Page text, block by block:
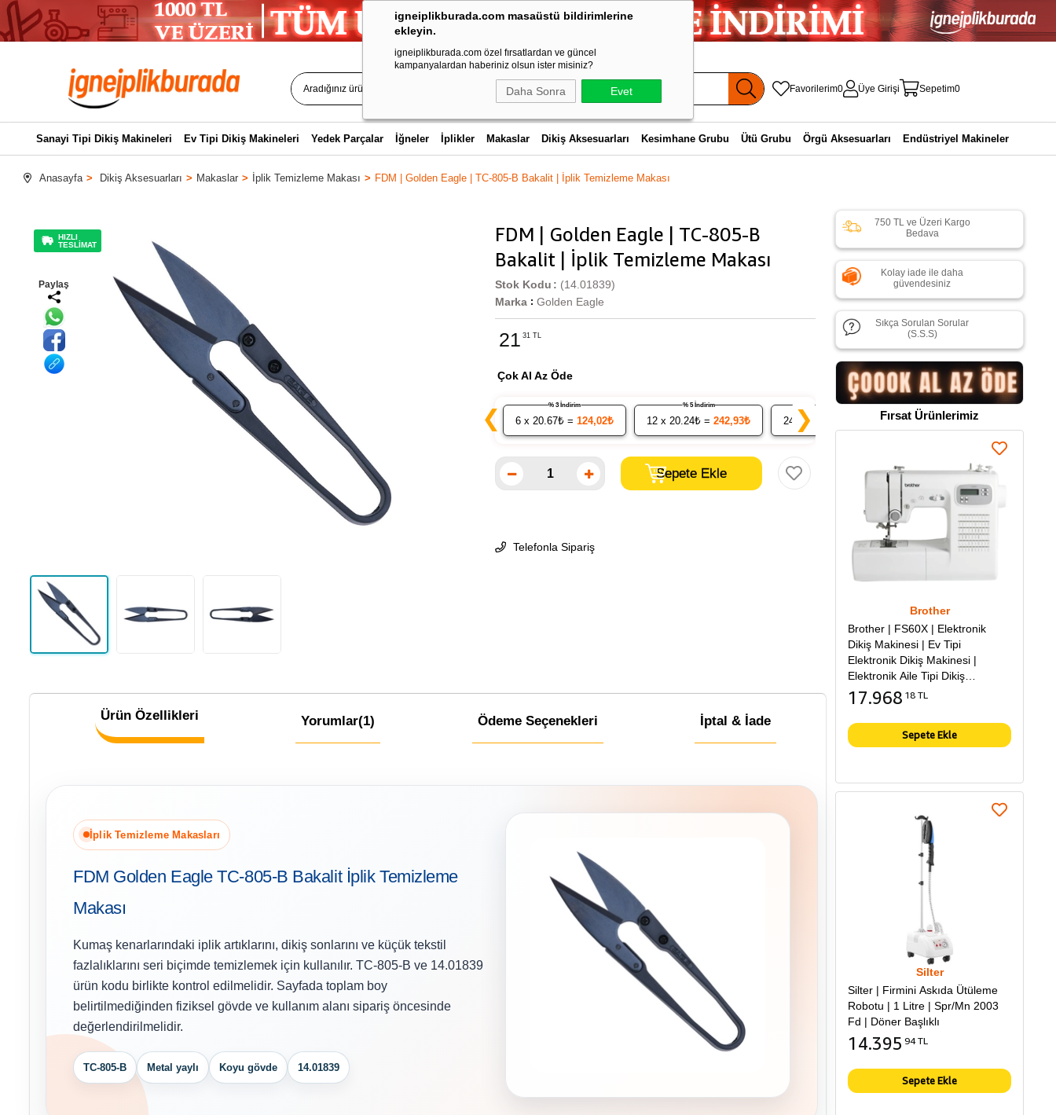
igneiplikburada.com masaüstü bildirimlerine
ekleyin.
igneiplikburada.com özel fırsatlardan ve güncel
kampanyalardan haberiniz olsun ister misiniz?
Daha Sonra Evet Favorilerim0 Üye Girişi Sepetim0
Sanayi Tipi Dikiş Makineleri Ev Tipi Dikiş Makineleri Yedek Parçalar İğneler İplikler Makaslar Dikiş Aksesuarları Kesimhane Grubu Ütü Grubu Örgü Aksesuarları Endüstriyel Makineler
Anasayfa Dikiş Aksesuarları Makaslar İplik Temizleme Makası FDM | Golden Eagle | TC-805-B Bakalit | İplik Temizleme Makası
HIZLI
TESLİMAT
Paylaş
FDM | Golden Eagle | TC-805-B
Bakalit | İplik Temizleme Makası
(14.01839)
Stok Kodu
Marka : Golden Eagle
21 31 TL
Çok Al Az Öde
❮ 6 x 20.67₺ = 124,02₺
% 3 İndirim
12 x 20.24₺ = 242,93₺
% 5 İndirim
24 x 19.82₺ = 475,64₺
% 7 İndirim
48x 19.39₺ =
% 9 İndirim
❯
Telefonla Sipariş
Ürün Özellikleri Yorumlar(1) Ödeme Seçenekleri İptal & İade
İplik Temizleme Makasları
FDM Golden Eagle TC-805-B Bakalit İplik Temizleme
Makası
Kumaş kenarlarındaki iplik artıklarını, dikiş sonlarını ve küçük tekstil
fazlalıklarını seri biçimde temizlemek için kullanılır. TC-805-B ve 14.01839
ürün kodu birlikte kontrol edilmelidir. Sayfada toplam boy
belirtilmediğinden fiziksel gövde ve kullanım alanı sipariş öncesinde
değerlendirilmelidir.
TC-805-B Metal yaylı Koyu gövde 14.01839
750 TL ve Üzeri Kargo
Bedava
Kolay iade ile daha
güvendesiniz
Sıkça Sorulan Sorular
(S.S.S)
Fırsat Ürünlerimiz
Brother
Brother | FS60X | Elektronik
Dikiş Makinesi | Ev Tipi
Elektronik Dikiş Makinesi |
Elektronik Aile Tipi Dikiş
Makinesi
17.968 18 TL
Sepete Ekle
Silter
Silter | Firmini Askıda Ütüleme
Robotu | 1 Litre | Spr/Mn 2003
Fd | Döner Başlıklı
14.395 94 TL
Sepete Ekle